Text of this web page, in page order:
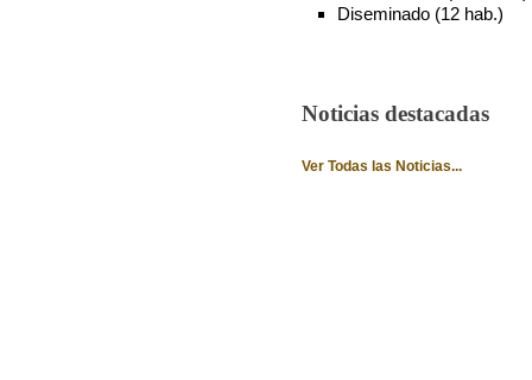
Diseminado (12 hab.)
Noticias destacadas
Ver Todas las Noticias...